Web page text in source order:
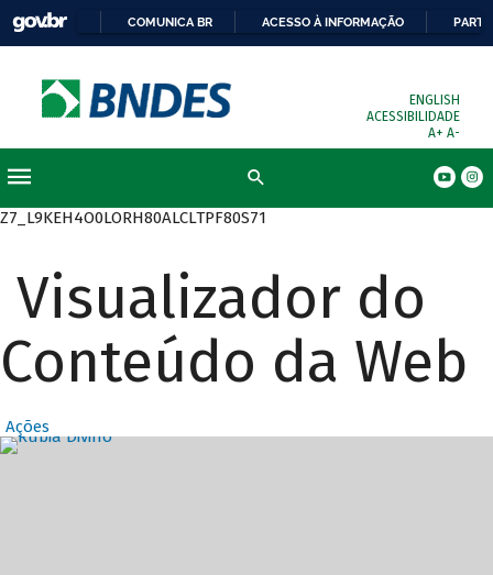
COMUNICA BR ACESSO À INFORMAÇÃO
ENGLISH
ACESSIBILIDADE
A+ A-
Z7_L9KEH4O0LORH80ALCLTPF80S71
Visualizador do
Conteúdo da Web
Ações
Destaques